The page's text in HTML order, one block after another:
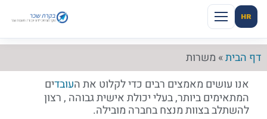
HR
דף הבית» משרות
אנו עושים מאמצים רבים כדי לקלוט את העובדים
המתאימים ביותר, בעלי יכולת אישית גבוהה , רצון
להשתלב בצוות מנצח בחברה מובילה.